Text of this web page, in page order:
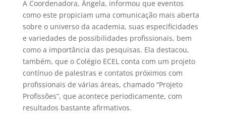
A Coordenadora, Ângela, informou que eventos
como este propiciam uma comunicação mais aberta
sobre o universo da academia, suas especificidades
e variedades de possibilidades profissionais, bem
como a importância das pesquisas. Ela destacou,
também, que o Colégio ECEL conta com um projeto
contínuo de palestras e contatos próximos com
profissionais de várias áreas, chamado “Projeto
Profissões”, que acontece periodicamente, com
resultados bastante afirmativos.